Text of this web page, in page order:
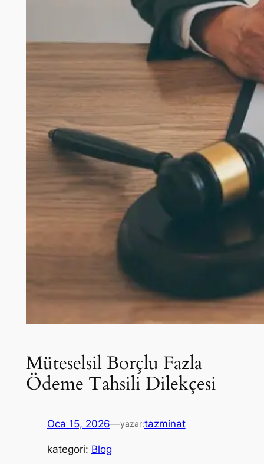
Müteselsil Borçlu Fazla
Ödeme Tahsili Dilekçesi
Oca 15, 2026—yazar:tazminat
kategori: Blog